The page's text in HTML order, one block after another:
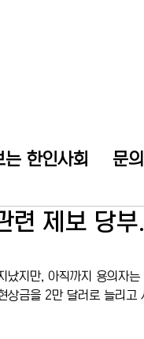
한인사회 문
련 제보 당
지만, 아직까지 용의자는
금을 2만 달러로 늘리고